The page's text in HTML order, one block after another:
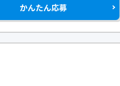
かんたん応募